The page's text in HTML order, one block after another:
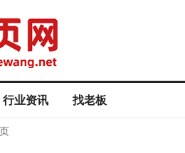
行业资讯 找老板